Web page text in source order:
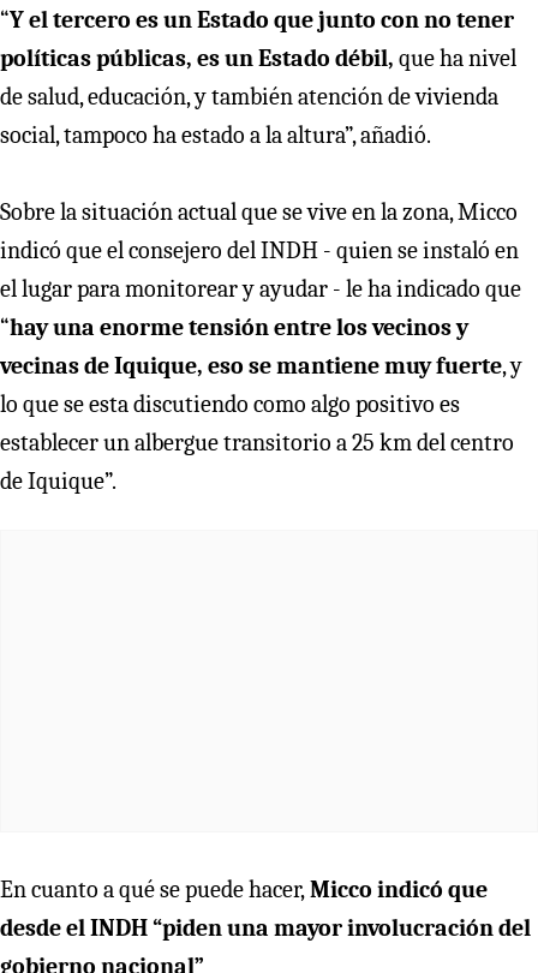
“Y el tercero es un Estado que junto con no tener
políticas públicas, es un Estado débil, que ha nivel
de salud, educación, y también atención de vivienda
social, tampoco ha estado a la altura”, añadió.
Sobre la situación actual que se vive en la zona, Micco
indicó que el consejero del INDH - quien se instaló en
el lugar para monitorear y ayudar - le ha indicado que
“hay una enorme tensión entre los vecinos y
vecinas de Iquique, eso se mantiene muy fuerte, y
lo que se esta discutiendo como algo positivo es
establecer un albergue transitorio a 25 km del centro
de Iquique”.
En cuanto a qué se puede hacer,Micco indicó que
desde el INDH “piden una mayor involucración del
gobierno nacional”